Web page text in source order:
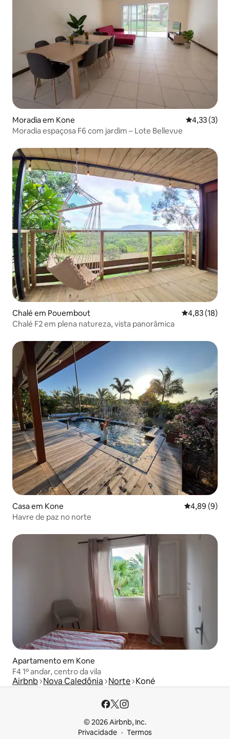
Moradia em Kone
4,33 (3)
Moradia espaçosa F6 com jardim – Lote Bellevue
Chalé em Pouembout Classificação
4,83 (18)
Chalé F2 em plena natureza, vista panorâmica
Casa em Kone
4,89 (9)
Havre de paz no norte
Apartamento em Kone
F4 1º andar, centro da vila
Airbnb Nova Caledônia Norte Koné
© 2026 Airbnb, Inc.
Privacidade
Termos